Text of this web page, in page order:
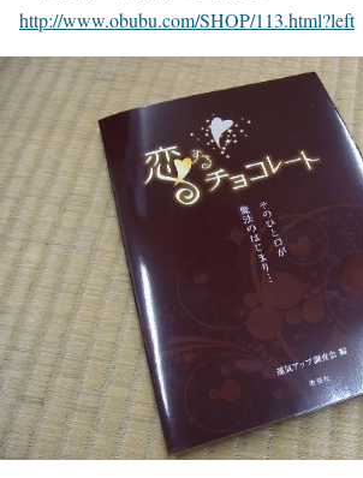
http://www.obubu.com/SHOP/113.html?left